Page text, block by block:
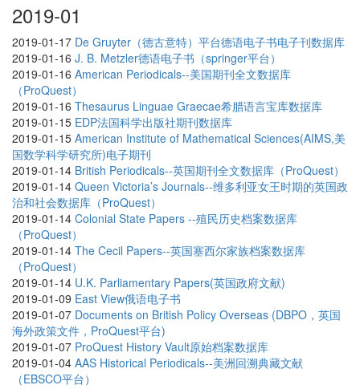
2019-01
2019-01-17 De Gruyter（德古意特）平台德语电子书电子刊数据库
2019-01-16 J. B. Metzler德语电子书（springer平台）
2019-01-16 American Periodicals--美国期刊全文数据库
（ProQuest）
2019-01-16 Thesaurus Linguae Graecae希腊语言宝库数据库
2019-01-15 EDP法国科学出版社期刊数据库
2019-01-15 American Institute of Mathematical Sciences(AIMS,美
国数学科学研究所)电子期刊
2019-01-14 British Periodicals--英国期刊全文数据库（ProQuest）
2019-01-14 Queen Victoria’s Journals--维多利亚女王时期的英国政
治和社会数据库（ProQuest）
2019-01-14 Colonial State Papers --殖民历史档案数据库
（ProQuest）
2019-01-14 The Cecil Papers--英国塞西尔家族档案数据库
（ProQuest）
2019-01-14 U.K. Parliamentary Papers(英国政府文献)
2019-01-09 East View俄语电子书
2019-01-07 Documents on British Policy Overseas (DBPO，英国
海外政策文件，ProQuest平台)
2019-01-07 ProQuest History Vault原始档案数据库
2019-01-04 AAS Historical Periodicals--美洲回溯典藏文献
（EBSCO平台）